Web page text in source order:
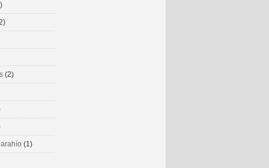
(2)
(1)